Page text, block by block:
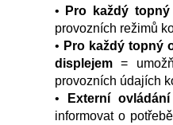
• Pro každý
provozních režimů
• Pro každý topný
displejem=
provozních údajích
• Externí
informovat o